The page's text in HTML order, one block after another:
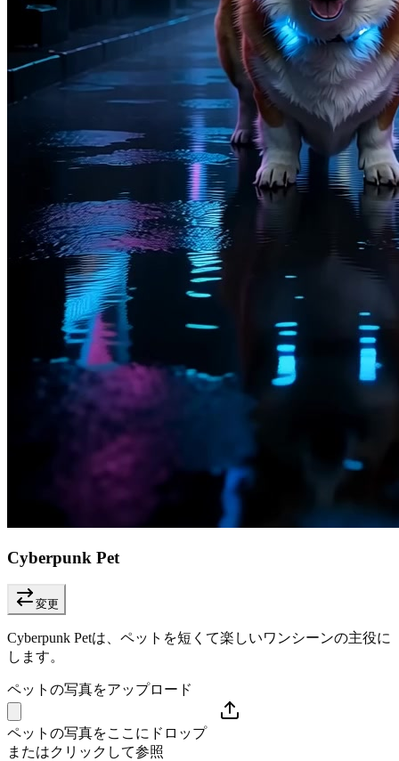
Cyberpunk Pet
変更
Cyberpunk Petは、ペットを短くて楽しいワンシーンの主役に
します。
ペットの写真をアップロード
ペットの写真をここにドロップ
またはクリックして参照